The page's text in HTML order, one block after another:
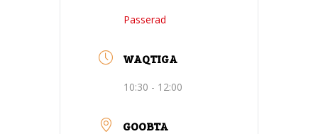
Passerad
WAQTIGA
10:30 - 12:00
GOOBTA